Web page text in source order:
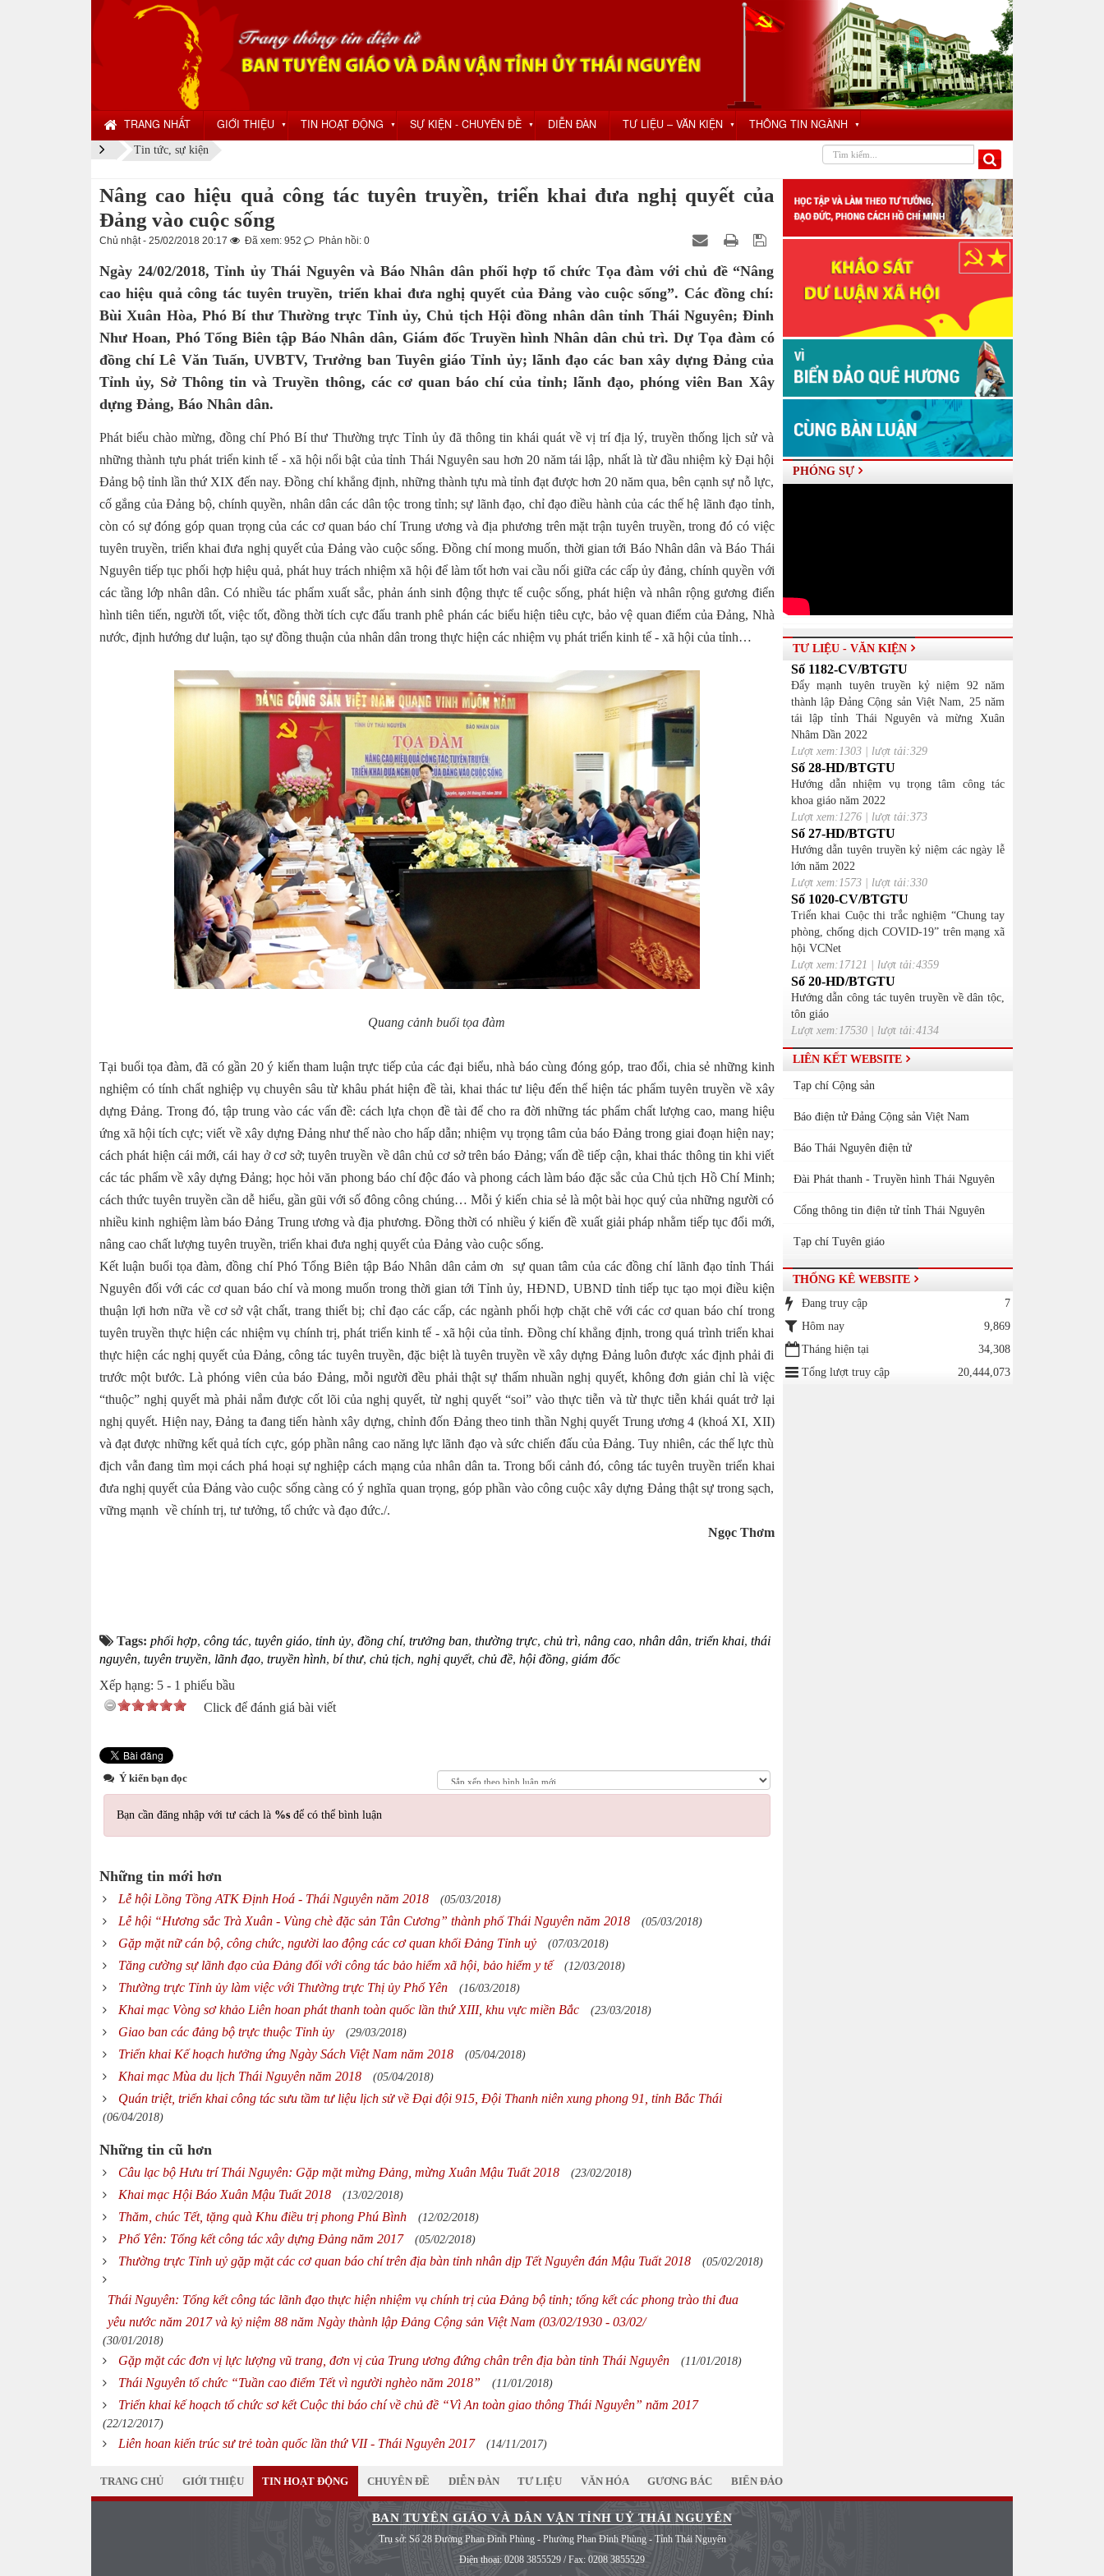
TRANG NHẤT GIỚI THIỆU ▼ TIN HOẠT ĐỘNG ▼ SỰ KIỆN - CHUYÊN ĐỀ ▼ DIỄN ĐÀN TƯ LIỆU – VĂN KIỆN ▼ THÔNG TIN NGÀNH ▼
Tin tức, sự kiện
Nâng cao hiệu quả công tác tuyên truyền, triển khai đưa nghị quyết của
Đảng vào cuộc sống
Chủ nhật - 25/02/2018 20:17 Đã xem: 952 Phản hồi: 0
Ngày 24/02/2018, Tỉnh ủy Thái Nguyên và Báo Nhân dân phối hợp tổ chức Tọa đàm với chủ đề “Nâng
cao hiệu quả công tác tuyên truyền, triển khai đưa nghị quyết của Đảng vào cuộc sống”. Các đồng chí:
Bùi Xuân Hòa, Phó Bí thư Thường trực Tỉnh ủy, Chủ tịch Hội đồng nhân dân tỉnh Thái Nguyên; Đinh
Như Hoan, Phó Tổng Biên tập Báo Nhân dân, Giám đốc Truyền hình Nhân dân chủ trì. Dự Tọa đàm có
đồng chí Lê Văn Tuấn, UVBTV, Trưởng ban Tuyên giáo Tỉnh ủy; lãnh đạo các ban xây dựng Đảng của
Tỉnh ủy, Sở Thông tin và Truyền thông, các cơ quan báo chí của tỉnh; lãnh đạo, phóng viên Ban Xây
dựng Đảng, Báo Nhân dân.
Phát biểu chào mừng, đồng chí Phó Bí thư Thường trực Tỉnh ủy đã thông tin khái quát về vị trí địa lý, truyền thống lịch sử và
những thành tựu phát triển kinh tế - xã hội nổi bật của tỉnh Thái Nguyên sau hơn 20 năm tái lập, nhất là từ đầu nhiệm kỳ Đại hội
Đảng bộ tỉnh lần thứ XIX đến nay. Đồng chí khẳng định, những thành tựu mà tỉnh đạt được hơn 20 năm qua, bên cạnh sự nỗ lực,
cố gắng của Đảng bộ, chính quyền, nhân dân các dân tộc trong tỉnh; sự lãnh đạo, chỉ đạo điều hành của các thế hệ lãnh đạo tỉnh,
còn có sự đóng góp quan trọng của các cơ quan báo chí Trung ương và địa phương trên mặt trận tuyên truyền, trong đó có việc
tuyên truyền, triển khai đưa nghị quyết của Đảng vào cuộc sống. Đồng chí mong muốn, thời gian tới Báo Nhân dân và Báo Thái
Nguyên tiếp tục phối hợp hiệu quả, phát huy trách nhiệm xã hội để làm tốt hơn vai cầu nối giữa các cấp ủy đảng, chính quyền với
các tầng lớp nhân dân. Có nhiều tác phẩm xuất sắc, phản ánh sinh động thực tế cuộc sống, phát hiện và nhân rộng gương điển
hình tiên tiến, người tốt, việc tốt, đồng thời tích cực đấu tranh phê phán các biểu hiện tiêu cực, bảo vệ quan điểm của Đảng, Nhà
nước, định hướng dư luận, tạo sự đồng thuận của nhân dân trong thực hiện các nhiệm vụ phát triển kinh tế - xã hội của tỉnh…
Quang cảnh buổi tọa đàm
Tại buổi tọa đàm, đã có gần 20 ý kiến tham luận trực tiếp của các đại biểu, nhà báo cùng đóng góp, trao đổi, chia sẻ những kinh
nghiệm có tính chất nghiệp vụ chuyên sâu từ khâu phát hiện đề tài, khai thác tư liệu đến thể hiện tác phẩm tuyên truyền về xây
dựng Đảng. Trong đó, tập trung vào các vấn đề: cách lựa chọn đề tài để cho ra đời những tác phẩm chất lượng cao, mang hiệu
ứng xã hội tích cực; viết về xây dựng Đảng như thế nào cho hấp dẫn; nhiệm vụ trọng tâm của báo Đảng trong giai đoạn hiện nay;
cách phát hiện cái mới, cái hay ở cơ sở; tuyên truyền về dân chủ cơ sở trên báo Đảng; vấn đề tiếp cận, khai thác thông tin khi viết
các tác phẩm về xây dựng Đảng; học hỏi văn phong báo chí độc đáo và phong cách làm báo đặc sắc của Chủ tịch Hồ Chí Minh;
cách thức tuyên truyền cần dễ hiểu, gần gũi với số đông công chúng… Mỗi ý kiến chia sẻ là một bài học quý của những người có
nhiều kinh nghiệm làm báo Ðảng Trung ương và địa phương. Đồng thời có nhiều ý kiến đề xuất giải pháp nhằm tiếp tục đổi mới,
nâng cao chất lượng tuyên truyền, triển khai đưa nghị quyết của Ðảng vào cuộc sống.
Kết luận buổi tọa đàm, đồng chí Phó Tổng Biên tập Báo Nhân dân cảm ơn sự quan tâm của các đồng chí lãnh đạo tỉnh Thái
Nguyên đối với các cơ quan báo chí và mong muốn trong thời gian tới Tỉnh ủy, HĐND, UBND tỉnh tiếp tục tạo mọi điều kiện
thuận lợi hơn nữa về cơ sở vật chất, trang thiết bị; chỉ đạo các cấp, các ngành phối hợp chặt chẽ với các cơ quan báo chí trong
tuyên truyền thực hiện các nhiệm vụ chính trị, phát triển kinh tế - xã hội của tỉnh. Đồng chí khẳng định, trong quá trình triển khai
thực hiện các nghị quyết của Ðảng, công tác tuyên truyền, đặc biệt là tuyên truyền về xây dựng Ðảng luôn được xác định phải đi
trước một bước. Là phóng viên của báo Ðảng, mỗi người đều phải thật sự thấm nhuần nghị quyết, không đơn giản chỉ là việc
“thuộc” nghị quyết mà phải nắm được cốt lõi của nghị quyết, từ nghị quyết “soi” vào thực tiễn và từ thực tiễn khái quát trở lại
nghị quyết. Hiện nay, Ðảng ta đang tiến hành xây dựng, chỉnh đốn Ðảng theo tinh thần Nghị quyết Trung ương 4 (khoá XI, XII)
và đạt được những kết quả tích cực, góp phần nâng cao năng lực lãnh đạo và sức chiến đấu của Ðảng. Tuy nhiên, các thế lực thù
địch vẫn đang tìm mọi cách phá hoại sự nghiệp cách mạng của nhân dân ta. Trong bối cảnh đó, công tác tuyên truyền triển khai
đưa nghị quyết của Ðảng vào cuộc sống càng có ý nghĩa quan trọng, góp phần vào công cuộc xây dựng Ðảng thật sự trong sạch,
vững mạnh về chính trị, tư tưởng, tổ chức và đạo đức./.
Ngọc Thơm
Tags: phối hợp, công tác, tuyên giáo, tỉnh ủy, đồng chí, trưởng ban, thường trực, chủ trì, nâng cao, nhân dân, triển khai, thái
nguyên, tuyên truyền, lãnh đạo, truyền hình, bí thư, chủ tịch, nghị quyết, chủ đề, hội đồng, giám đốc
Xếp hạng: 5 - 1 phiếu bầu
Click để đánh giá bài viết
Ý kiến bạn đọc
Bạn cần đăng nhập với tư cách là %s để có thể bình luận
Những tin mới hơn
Lễ hội Lồng Tồng ATK Định Hoá - Thái Nguyên năm 2018 (05/03/2018)
Lễ hội “Hương sắc Trà Xuân - Vùng chè đặc sản Tân Cương” thành phố Thái Nguyên năm 2018 (05/03/2018)
Gặp mặt nữ cán bộ, công chức, người lao động các cơ quan khối Đảng Tỉnh uỷ (07/03/2018)
Tăng cường sự lãnh đạo của Đảng đối với công tác bảo hiểm xã hội, bảo hiểm y tế (12/03/2018)
Thường trực Tỉnh ủy làm việc với Thường trực Thị ủy Phổ Yên (16/03/2018)
Khai mạc Vòng sơ khảo Liên hoan phát thanh toàn quốc lần thứ XIII, khu vực miền Bắc (23/03/2018)
Giao ban các đảng bộ trực thuộc Tỉnh ủy (29/03/2018)
Triển khai Kế hoạch hưởng ứng Ngày Sách Việt Nam năm 2018 (05/04/2018)
Khai mạc Mùa du lịch Thái Nguyên năm 2018 (05/04/2018)
Quán triệt, triển khai công tác sưu tầm tư liệu lịch sử về Đại đội 915, Đội Thanh niên xung phong 91, tỉnh Bắc Thái
(06/04/2018)
Những tin cũ hơn
Câu lạc bộ Hưu trí Thái Nguyên: Gặp mặt mừng Đảng, mừng Xuân Mậu Tuất 2018 (23/02/2018)
Khai mạc Hội Báo Xuân Mậu Tuất 2018 (13/02/2018)
Thăm, chúc Tết, tặng quà Khu điều trị phong Phú Bình (12/02/2018)
Phổ Yên: Tổng kết công tác xây dựng Đảng năm 2017 (05/02/2018)
Thường trực Tỉnh uỷ gặp mặt các cơ quan báo chí trên địa bàn tỉnh nhân dịp Tết Nguyên đán Mậu Tuất 2018 (05/02/2018)
Thái Nguyên: Tổng kết công tác lãnh đạo thực hiện nhiệm vụ chính trị của Đảng bộ tỉnh; tổng kết các phong trào thi đua
yêu nước năm 2017 và kỷ niệm 88 năm Ngày thành lập Đảng Cộng sản Việt Nam (03/02/1930 - 03/02/
(30/01/2018)
Gặp mặt các đơn vị lực lượng vũ trang, đơn vị của Trung ương đứng chân trên địa bàn tỉnh Thái Nguyên (11/01/2018)
Thái Nguyên tổ chức “Tuần cao điểm Tết vì người nghèo năm 2018” (11/01/2018)
Triển khai kế hoạch tổ chức sơ kết Cuộc thi báo chí về chủ đề “Vì An toàn giao thông Thái Nguyên” năm 2017
(22/12/2017)
Liên hoan kiến trúc sư trẻ toàn quốc lần thứ VII - Thái Nguyên 2017 (14/11/2017)
PHÓNG SỰ
TƯ LIỆU - VĂN KIỆN
Số 1182-CV/BTGTU
Đẩy mạnh tuyên truyền kỷ niệm 92 năm
thành lập Đảng Cộng sản Việt Nam, 25 năm
tái lập tỉnh Thái Nguyên và mừng Xuân
Nhâm Dần 2022
Lượt xem:1303 | lượt tải:329
Số 28-HD/BTGTU
Hướng dẫn nhiệm vụ trọng tâm công tác
khoa giáo năm 2022
Lượt xem:1276 | lượt tải:373
Số 27-HD/BTGTU
Hướng dẫn tuyên truyền kỷ niệm các ngày lễ
lớn năm 2022
Lượt xem:1573 | lượt tải:330
Số 1020-CV/BTGTU
Triển khai Cuộc thi trắc nghiệm “Chung tay
phòng, chống dịch COVID-19” trên mạng xã
hội VCNet
Lượt xem:17121 | lượt tải:4359
Số 20-HD/BTGTU
Hướng dẫn công tác tuyên truyền về dân tộc,
tôn giáo
Lượt xem:17530 | lượt tải:4134
LIÊN KẾT WEBSITE
Tạp chí Cộng sản
Báo điện tử Đảng Cộng sản Việt Nam
Báo Thái Nguyên điện tử
Đài Phát thanh - Truyền hình Thái Nguyên
Cổng thông tin điện tử tỉnh Thái Nguyên
Tạp chí Tuyên giáo
THỐNG KÊ WEBSITE
Đang truy cập
7
Hôm nay
9,869
Tháng hiện tại
34,308
Tổng lượt truy cập
20,444,073
TRANG CHỦ GIỚI THIỆU TIN HOẠT ĐỘNG CHUYÊN ĐỀ DIỄN ĐÀN TƯ LIỆU VĂN HÓA GƯƠNG BÁC BIỂN ĐẢO
BAN TUYÊN GIÁO VÀ DÂN VẬN TỈNH UỶ THÁI NGUYÊN
Trụ sở: Số 28 Đường Phan Đình Phùng - Phường Phan Đình Phùng - Tỉnh Thái Nguyên
Điện thoại: 0208 3855529 / Fax: 0208 3855529